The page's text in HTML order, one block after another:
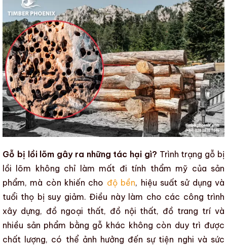
Gỗ bị lồi lõm gây ra những tác hại gì? Trình trạng gỗ bị
lồi lõm không chỉ làm mất đi tính thẩm mỹ của sản
phẩm, mà còn khiến cho độ bền, hiệu suất sử dụng và
tuổi thọ bị suy giảm. Điều này làm cho các công trình
xây dựng, đồ ngoại thất, đồ nội thất, đồ trang trí và
nhiều sản phẩm bằng gỗ khác không còn duy trì được
chất lượng, có thể ảnh hưởng đến sự tiện nghi và sức